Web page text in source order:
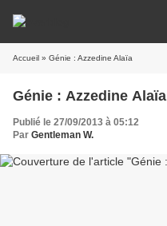
Accueil » Génie : Azzedine Alaïa
Génie : Azzedine Alaïa
Publié le 27/09/2013 à 05:12
Par Gentleman W.